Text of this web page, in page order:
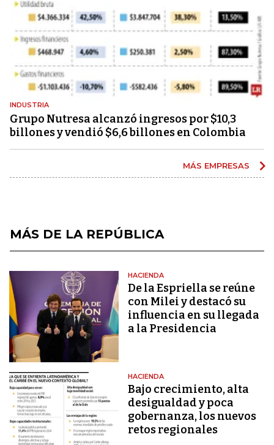
INDUSTRIA
Grupo Nutresa alcanzó ingresos por $10,3
billones y vendió $6,6 billones en Colombia
MÁS EMPRESAS
MÁS DE LA REPÚBLICA
HACIENDA
De la Espriella se reúne
con Milei y destacó su
influencia en su llegada
a la Presidencia
HACIENDA
Bajo crecimiento, alta
desigualdad y poca
gobernanza, los nuevos
retos regionales